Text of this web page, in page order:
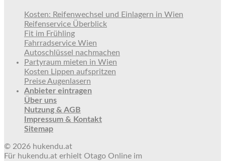
Kosten: Reifenwechsel und Einlagern in Wien
Reifenservice Überblick
Fit im Frühling
Fahrradservice Wien
Autoschlüssel nachmachen
Partyraum mieten in Wien
Kosten Lippen aufspritzen
Preise Augenlasern
Anbieter eintragen
Über uns
Nutzung & AGB
Impressum & Kontakt
Sitemap
© 2026 hukendu.at
Für hukendu.at erhielt Otago Online im